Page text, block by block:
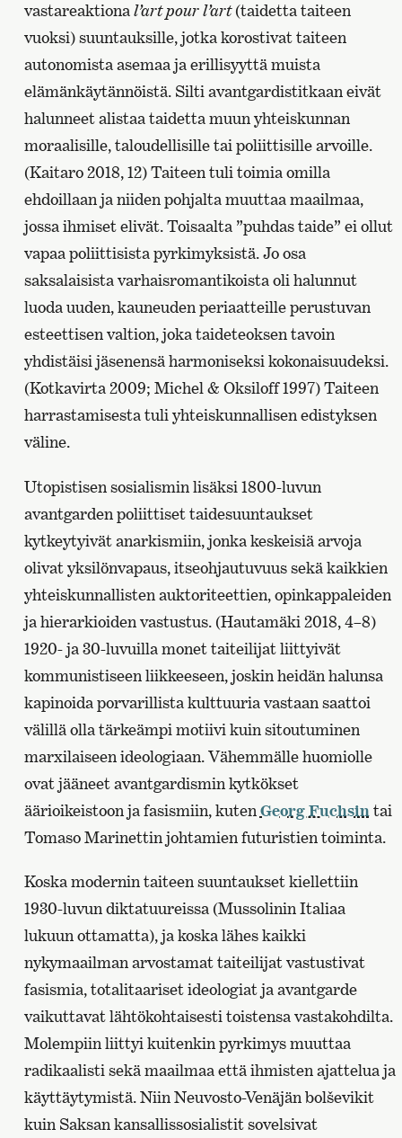
vastareaktional’art pour l’art(taidetta taiteen
vuoksi) suuntauksille, jotka korostivat taiteen
autonomista asemaa ja erillisyyttä muista
elämänkäytännöistä. Silti avantgardistitkaan eivät
halunneet alistaa taidetta muun yhteiskunnan
moraalisille, taloudellisille tai poliittisille arvoille.
(Kaitaro 2018, 12) Taiteen tuli toimia omilla
ehdoillaan ja niiden pohjalta muuttaa maailmaa,
jossa ihmiset elivät. Toisaalta ”puhdas taide” ei ollut
vapaa poliittisista pyrkimyksistä. Jo osa
saksalaisista varhaisromantikoista oli halunnut
luoda uuden, kauneuden periaatteille perustuvan
esteettisen valtion, joka taideteoksen tavoin
yhdistäisi jäsenensä harmoniseksi kokonaisuudeksi.
(Kotkavirta 2009; Michel & Oksiloff 1997) Taiteen
harrastamisesta tuli yhteiskunnallisen edistyksen
väline.
Utopistisen sosialismin lisäksi 1800-luvun
avantgarden poliittiset taidesuuntaukset
kytkeytyivät anarkismiin, jonka keskeisiä arvoja
olivat yksilönvapaus, itseohjautuvuus sekä kaikkien
yhteiskunnallisten auktoriteettien, opinkappaleiden
ja hierarkioiden vastustus. (Hautamäki 2018, 4–8)
1920- ja 30-luvuilla monet taiteilijat liittyivät
kommunistiseen liikkeeseen, joskin heidän halunsa
kapinoida porvarillista kulttuuria vastaan saattoi
välillä olla tärkeämpi motiivi kuin sitoutuminen
marxilaiseen ideologiaan. Vähemmälle huomiolle
ovat jääneet avantgardismin kytkökset
äärioikeistoon ja fasismiin, kuten Georg Fuchsin tai
Tomaso Marinettin johtamien futuristien toiminta.
Koska modernin taiteen suuntaukset kiellettiin
1930-luvun diktatuureissa (Mussolinin Italiaa
lukuun ottamatta), ja koska lähes kaikki
nykymaailman arvostamat taiteilijat vastustivat
fasismia, totalitaariset ideologiat ja avantgarde
vaikuttavat lähtökohtaisesti toistensa vastakohdilta.
Molempiin liittyi kuitenkin pyrkimys muuttaa
radikaalisti sekä maailmaa että ihmisten ajattelua ja
käyttäytymistä. Niin Neuvosto-Venäjän bolševikit
kuin Saksan kansallissosialistit sovelsivat